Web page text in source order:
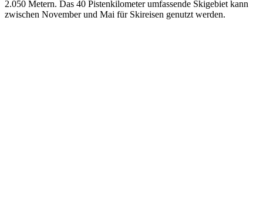
2.050 Metern. Das 40 Pistenkilometer umfassende Skigebiet kann
zwischen November und Mai für Skireisen genutzt werden.